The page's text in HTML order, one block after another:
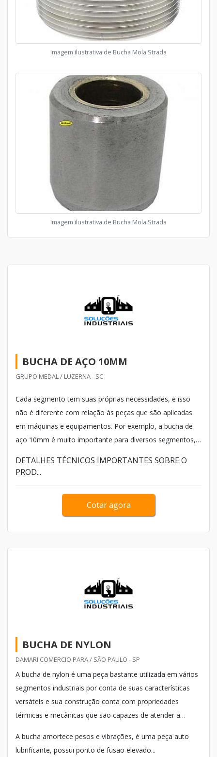
Imagem ilustrativa de Bucha Mola Strada
Imagem ilustrativa de Bucha Mola Strada
BUCHA DE AÇO 10MM
GRUPO MEDAL / LUZERNA - SC
Cada segmento tem suas próprias necessidades, e isso
não é diferente com relação às peças que são aplicadas
em máquinas e equipamentos. Por exemplo, a bucha de
aço 10mm é muito importante para diversos segmentos,
visto que assegura uma fixação assertiva e,
consequentemente, mais segurança.
DETALHES TÉCNICOS IMPORTANTES SOBRE O
PROD...
Cotar agora
BUCHA DE NYLON
DAMARI COMERCIO PARA / SÃO PAULO - SP
A bucha de nylon é uma peça bastante utilizada em vários
segmentos industriais por conta de suas características
versáteis e sua construção conta com propriedades
térmicas e mecânicas que são capazes de atender a
A bucha amortece pesos e vibrações, é uma peça auto
lubrificante, possui ponto de fusão elevado...